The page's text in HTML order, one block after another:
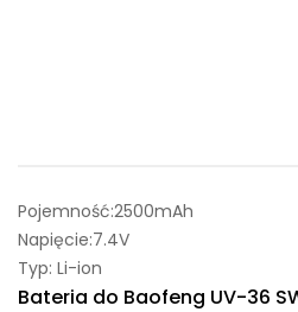
Pojemność:2500mAh
Napięcie:7.4V
Typ: Li-ion
Bateria do Baofeng UV-36